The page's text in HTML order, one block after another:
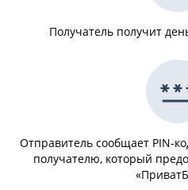
Получатель получит
Отправитель сообщает PIN-
получателю, который